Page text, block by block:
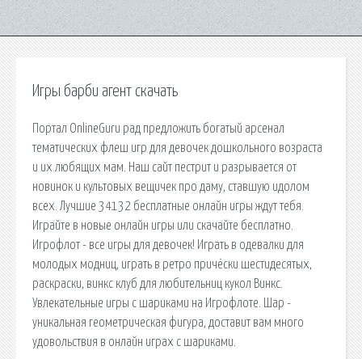
Игры барби агент скачать
Портал OnlineGuru рад предложить богатый арсенал
тематических флеш игр для девочек дошкольного возраста
и их любящих мам. Наш сайт пестрит и разрывается от
новинок и культовых вещичек про даму, ставшую идолом
всех. Лучшие 34132 бесплатные онлайн игры ждут тебя.
Играйте в новые онлайн игры или скачайте бесплатно.
Игрофлот - все игры для девочек! Играть в одевалки для
молодых модниц, играть в ретро причёски шестидесятых,
раскраски, винкс клуб для любительниц кукол Винкс.
Увлекательные игры с шариками на Игрофлоте. Шар -
уникальная геометрическая фигура, доставит вам много
удовольствия в онлайн играх с шариками.